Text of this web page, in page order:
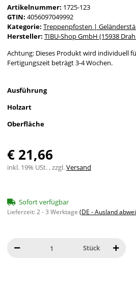
Artikelnummer: 1725-123
GTIN: 4056097049992
Kategorie: Treppenpfosten |
Hersteller: TIBU-Shop GmbH (15938
Achtung: Dieses Produkt wird individuell
Fertigungszeit beträgt 3-4 Wochen.
Ausführung
Holzart
Oberfläche
€ 21,66
inkl. 19% USt. , zzgl.Versand
Sofort verfügbar
Lieferzeit:2 - 3 Werktage (DE - Ausland
Stück